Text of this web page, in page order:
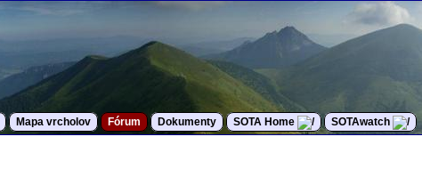
Mapa vrcholov Fórum Dokumenty SOTA Home SOTAwatch